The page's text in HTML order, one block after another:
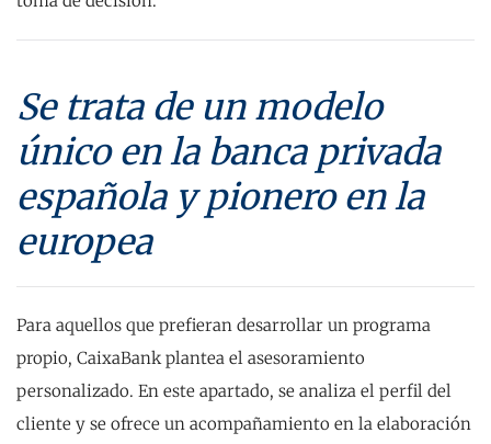
Se trata de un modelo
único en la banca privada
española y pionero en la
europea
Para aquellos que prefieran desarrollar un programa
propio, CaixaBank plantea el asesoramiento
personalizado. En este apartado, se analiza el perfil del
cliente y se ofrece un acompañamiento en la elaboración